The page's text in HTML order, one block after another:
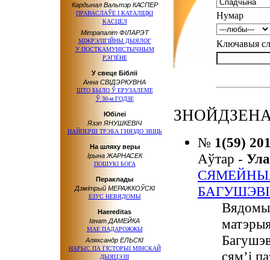
Кардынал Вальтэр КАСПЕР
ПРАВАСЛАЎЕ І КАТАЛІЦКІ
КАСЦЁЛ
Мітрапаліт ФІЛАРЭТ
МІЖРЭЛІГІЙНЫ ДЫЯЛОГ
У ПОСТКАМУНІСТЫЧНЫМ
РЭГІЁНЕ
У свеце Бібліі
Анна СВІДЭРКУВНА
ШТО БЫЛО Ў ЕРУЗАЛЕМЕ
Ў 30-м ГОДЗЕ
Юбілеі
Язэп ЯНУШКЕВІЧ
НАЙПЕРШ ТРЭБА ГНЯЗДО ЗВІЦЬ
На шляху веры
Ірына ЖАРНАСЕК
ПОШУКІ БОГА
Пераклады
Дзмітрый МЕРАЖКОЎСКІ
ЕЗУС НЕВЯДОМЫ
Haereditas
Ігнат ДАМЕЙКА
МАЕ ПАДАРОЖЖЫ
Аляксандр ЕЛЬСКІ
НАРЫС ПА ГІСТОРЫІ МІНСКАЙ
ДЫЯЦЭЗІІ
Нумар
Ключавыя
№ 1(59)
Аўтар -
Вядомы
сям’і